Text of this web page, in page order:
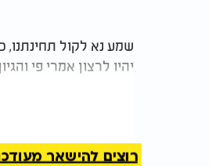
שמע נא לקול
יהיו לרצון אמרי פי
רוצים להישאר